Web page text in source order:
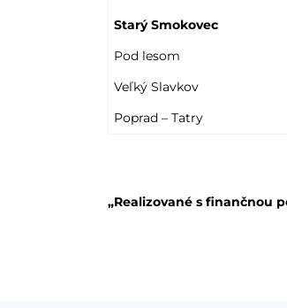
Starý Smokovec
Pod lesom
Veľký Slavkov
Poprad – Tatry
„Realizované s finančnou